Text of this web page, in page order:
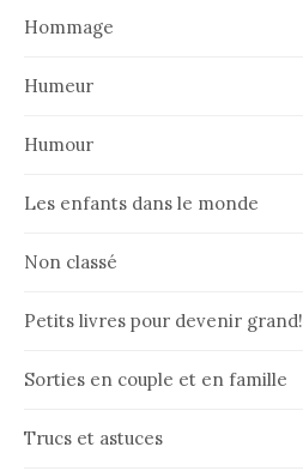
Hommage
Humeur
Humour
Les enfants dans le monde
Non classé
Petits livres pour devenir grand!
Sorties en couple et en famille
Trucs et astuces